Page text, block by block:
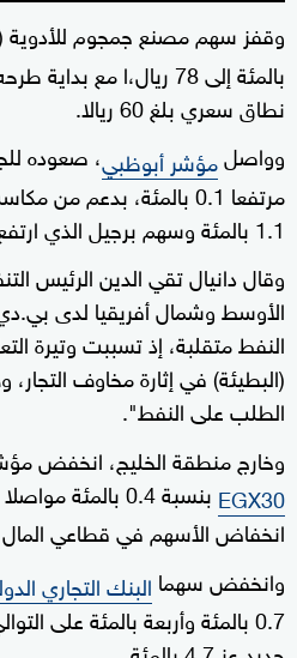
وقفز سهم مصنع جمجوم للأدوية
بالمئة إلى 78 ريال،ا مع
نطاق سعري بلغ 60 ريالا.
وواصلمؤشر أبوظبي، صعوده
مرتفعا 0.1 بالمئة،
1.1 بالمئة وسهم برجيل الذي ارتفع 1.8 بالمئة.
وقال دانيال تقي الدين الرئيس
الأوسط وشمال أفريقيا لدى
النفط متقلبة، إذ تسببت وتيرة
(البطيئة) في إثارة مخاوف
الطلب على النفط".
وخارج منطقة الخليج، انخفض
EGX30
بنسبة 0.4
انخفاض الأسهم في قطاعي المال
وانخفض سهما البنك التجاري
0.7 بالمئة وأربعة بالمئة على